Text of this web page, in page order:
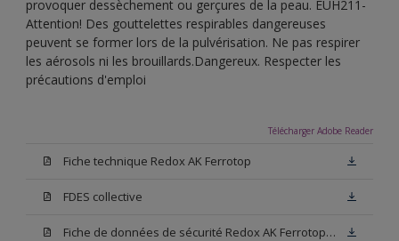
provoquer dessèchement ou gerçures de la peau. EUH211-
Attention! Des gouttelettes respirables dangereuses
peuvent se former lors de la pulvérisation. Ne pas respirer
les aérosols ni les brouillards.Dangereux. Respecter les
précautions d'emploi
Télécharger Adobe Reader
Fiche technique Redox AK Ferrotop
FDES collective
Fiche de données de sécurité Redox AK Ferrotop Base W05